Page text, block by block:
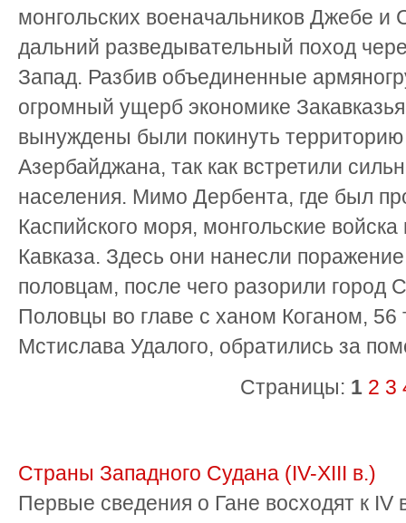
монгольских военачальников Джебе и
дальний разведывательный поход
Запад. Разбив объединенные
огромный ущерб экономике
вынуждены были покинуть
Азербайджана, так как встретили
населения. Мимо Дербента, где был
Каспийского моря, монгольские
Кавказа. Здесь они нанесли
половцам, после чего разорили город
Половцы во главе с ханом Коганом, 56
Мстислава Удалого, обратились за
Страницы: 1 2 3
Страны Западного Судана (IV-XIII в.)
Первые сведения о Гане восходят к IV